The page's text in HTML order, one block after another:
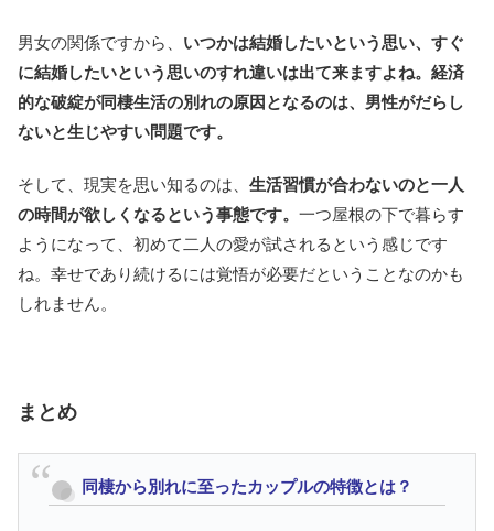
男女の関係ですから、 いつかは結婚したいという思い、すぐ
に結婚したいという思いのすれ違いは出て来ますよね。経済
的な破綻が同棲生活の別れの原因となるのは、男性がだらし
ないと生じやすい問題です。
そして、現実を思い知るのは、 生活習慣が合わないのと一人
の時間が欲しくなるという事態です。 一つ屋根の下で暮らす
ようになって、初めて二人の愛が試されるという感じです
ね。幸せであり続けるには覚悟が必要だということなのかも
しれません。
まとめ
同棲から別れに至ったカップルの特徴とは？